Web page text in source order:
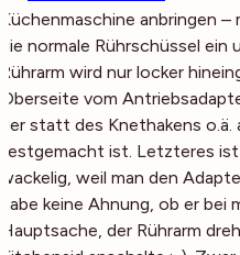
Küchenmaschine anbringen
die normale Rührschüssel
Rührarm wird nur locker
Oberseite vom
der statt des Knethakens
festgemacht ist. Letzteres
wackelig, weil man den
habe keine Ahnung, ob er bei
Hauptsache, der Rührarm